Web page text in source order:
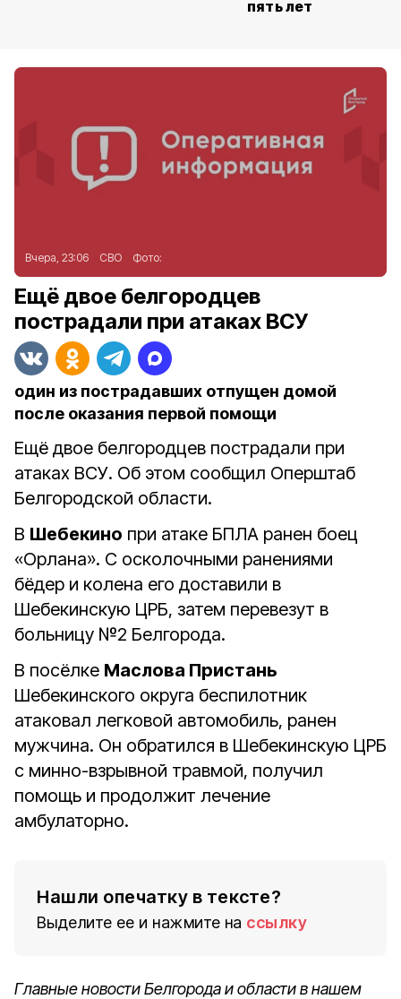
пять лет
Вчера, 23:06 СВО Фото:
Ещё двое белгородцев
пострадали при атаках ВСУ
один из пострадавших отпущен домой
после оказания первой помощи
Ещё двое белгородцев пострадали при
атаках ВСУ. Об этом сообщил Оперштаб
Белгородской области.
В Шебекино при атаке БПЛА ранен боец
«Орлана». С осколочными ранениями
бёдер и колена его доставили в
Шебекинскую ЦРБ, затем перевезут в
больницу №2 Белгорода.
В посёлке Маслова Пристань
Шебекинского округа беспилотник
атаковал легковой автомобиль, ранен
мужчина. Он обратился в Шебекинскую ЦРБ
с минно-взрывной травмой, получил
помощь и продолжит лечение
амбулаторно.
Нашли опечатку в тексте?
Выделите ее и нажмите на ссылку
Главные новости Белгорода и области в нашем